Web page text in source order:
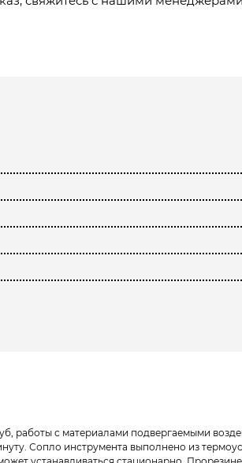
работы с материалами подвергаемыми
Сопло инструмента выполнено из